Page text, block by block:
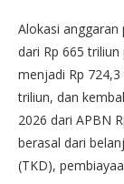
Alokasi
dari Rp 665
menjadi Rp
triliun, dan
2026 dari APBN
berasal dari
(TKD),